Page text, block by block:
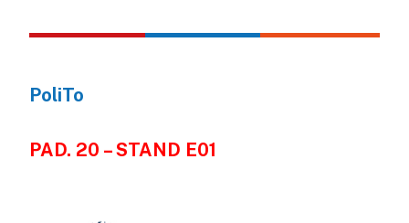
PoliTo
PAD. 20 – STAND E01